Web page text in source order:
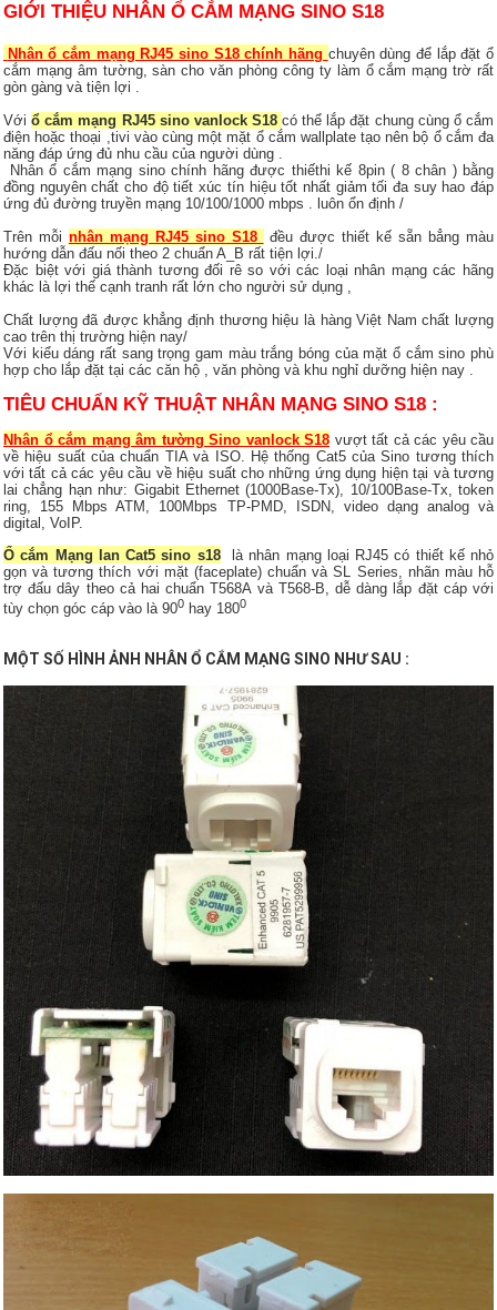
GIỚI THIỆU NHÂN Ổ CẮM MẠNG SINO S18
Nhân ổ cắm mạng RJ45 sino S18 chính hãng chuyên dùng để lắp đặt ổ
cắm mạng âm tường, sàn cho văn phòng công ty làm ổ cắm mạng trờ rất
gòn gàng và tiện lợi .
Vớiổ cắm mạng RJ45 sino vanlock S18 có thể lắp đặt chung cùng ổ cắm
điện hoặc thoại ,tivi vào cùng một mặt ổ cắm wallplate tạo nên bộ ổ cắm đa
năng đáp ứng đủ nhu cầu của người dùng .
Nhân ổ cắm mạng sino chính hãng được thiếthi kế 8pin ( 8 chân ) bằng
đồng nguyên chất cho độ tiết xúc tín hiệu tốt nhất giảm tối đa suy hao đáp
ứng đủ đường truyền mạng 10/100/1000 mbps . luôn ổn định /
Trên mỗi nhân mạng RJ45 sino S18
đều được thiết kế sẵn bẳng màu
hướng dẫn đấu nối theo 2 chuẩn A_B rất tiện lợi./
Đặc biệt với giá thành tương đối rê so với các loại nhân mạng các hãng
khác là lợi thế cạnh tranh rất lớn cho người sử dụng ,
Chất lượng đã được khẳng định thương hiệu là hàng Việt Nam chất lượng
cao trên thị trường hiện nay/
Với kiểu dáng rất sang trọng gam màu trắng bóng của mặt ổ cắm sino phù
hợp cho lắp đặt tại các căn hộ , văn phòng và khu nghỉ dưỡng hiện nay .
TIÊU CHUẨN KỸ THUẬT NHÂN MẠNG SINO S18 :
Nhân ổ cắm mạng âm tường Sino vanlock S18 vượt tất cả các yêu cầu
về hiệu suất của chuẩn TIA và ISO. Hệ thống Cat5 của Sino tương thích
với tất cả các yêu cầu về hiệu suất cho những ứng dụng hiện tại và tương
lai chẳng hạn như: Gigabit Ethernet (1000Base-Tx), 10/100Base-Tx, token
ring, 155 Mbps ATM, 100Mbps TP-PMD, ISDN, video dạng analog và
digital, VoIP.
Ổ cắm Mạng lan Cat5 sino s18
là nhân mạng loại RJ45 có thiết kế nhỏ
gọn và tương thích với mặt (faceplate) chuẩn và SL Series, nhãn màu hỗ
trợ đấu dây theo cả hai chuẩn T568A và T568-B, dễ dàng lắp đặt cáp với
tùy chọn góc cáp vào là 900 hay 1800
MỘT SỐ HÌNH ẢNH NHÂN Ổ CẮM MẠNG SINO NHƯ SAU :